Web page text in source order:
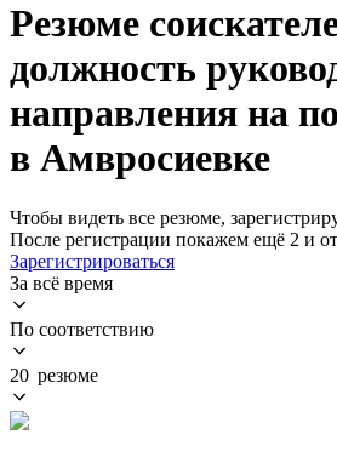
Резюме
должность
направления на
в Амвросиевке
Чтобы видеть все резюме,
После регистрации покажем ещё 2 и
Зарегистрироваться
За всё время
По соответствию
20 резюме